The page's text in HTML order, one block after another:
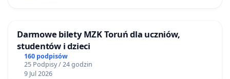
Darmowe bilety MZK Toruń dla uczniów,
studentów i dzieci
160 podpisów
25 Podpisy / 24 godzin
9 Jul 2026